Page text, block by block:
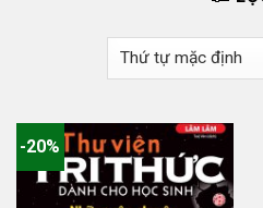
-20%